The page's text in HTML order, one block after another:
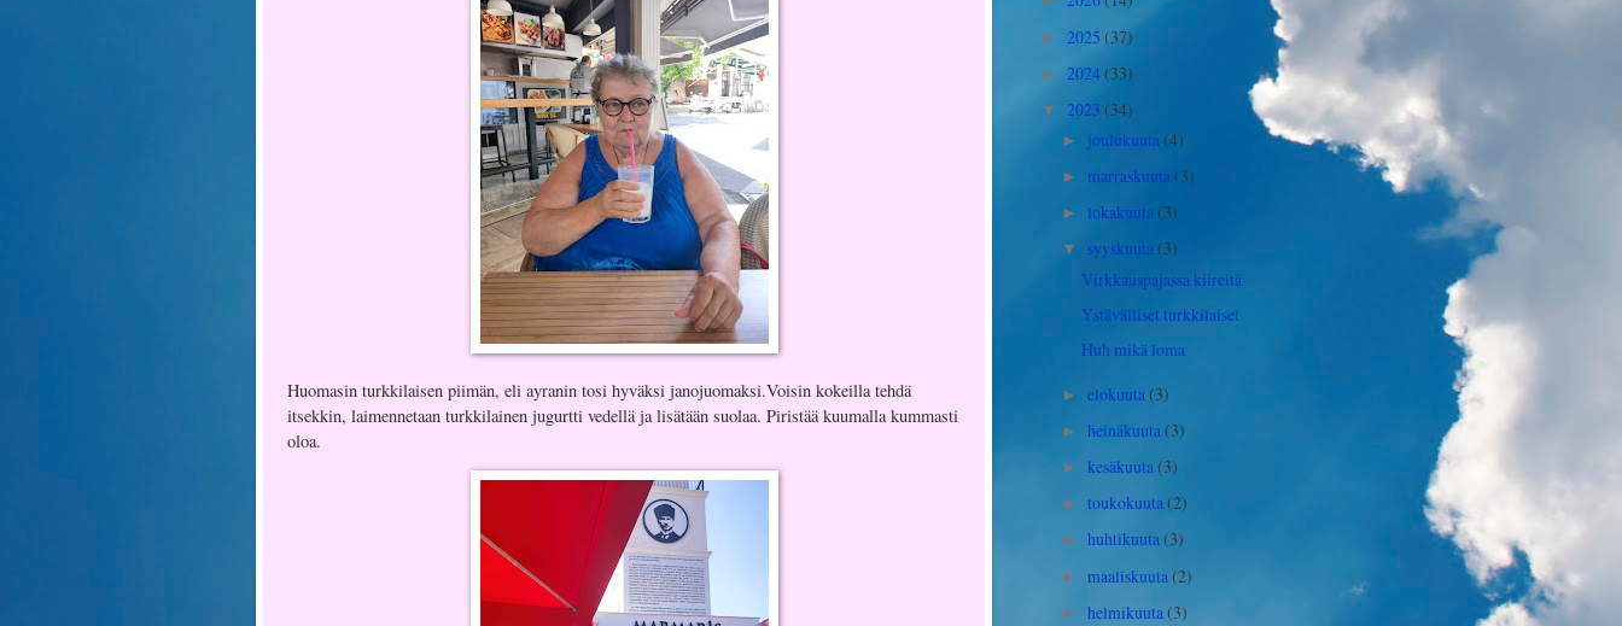
Huomasin turkkilaisen piimän, eli ayranin tosi hyväksi janojuomaksi.Voisin kokeilla tehdä
itsekkin, laimennetaan turkkilainen jugurtti vedellä ja lisätään suolaa. Piristää kuumalla kummasti
oloa.
► 2025 (37)
► 2024(33)
▼ 2023 (34)
► joulukuuta(4)
► marraskuuta(3)
► lokakuuta(3)
▼ syyskuuta(3)
Virkkauspajassa kiireitä
Ystävälliset turkkilaiset
Huh mikä loma
► elokuuta(3)
► heinäkuuta(3)
► kesäkuuta(3)
► toukokuuta(2)
► huhtikuuta(3)
► maaliskuuta (2)
► helmikuuta (3)